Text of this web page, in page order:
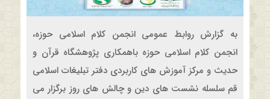
به گزارش روابط عمومی انجمن کلام اسلامی حوزه،
انجمن کلام اسلامی حوزه باهمکاری پژوهشگاه قرآن و
حدیث و مرکز آموزش های کاربردی دفتر تبلیغات اسلامی
قم سلسله نشست های دین و چالش های روز برگزار می